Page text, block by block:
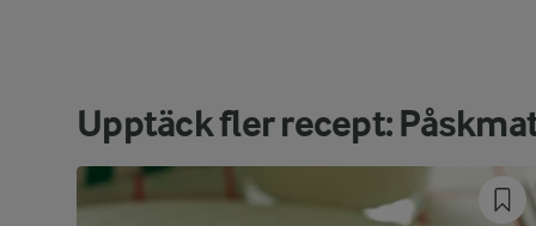
Upptäck fler recept: